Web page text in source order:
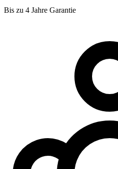
Bis zu 4 Jahre Garantie